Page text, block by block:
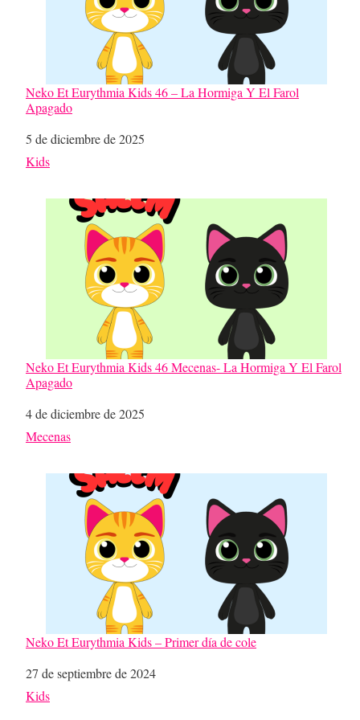
Neko Et Eurythmia Kids 46 – La Hormiga Y El Farol
Apagado
Fecha
5 de diciembre de 2025
Respecto a
Kids
Neko Et Eurythmia Kids 46 Mecenas- La Hormiga Y El Farol
Apagado
Fecha
4 de diciembre de 2025
Respecto a
Mecenas
Neko Et Eurythmia Kids – Primer día de cole
Fecha
27 de septiembre de 2024
Respecto a
Kids